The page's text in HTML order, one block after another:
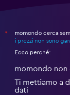
*
momondo cerca
i prezzi non sono
Ecco perché:
momondo non
Ti mettiamo a
dati